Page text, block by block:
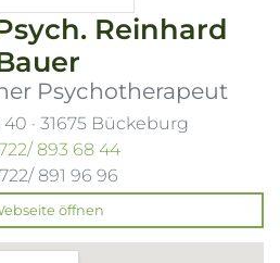
Reinhard
Psychotherapeut
40 · 31675 Bückeburg
893 68 44
891 96 96
öffnen